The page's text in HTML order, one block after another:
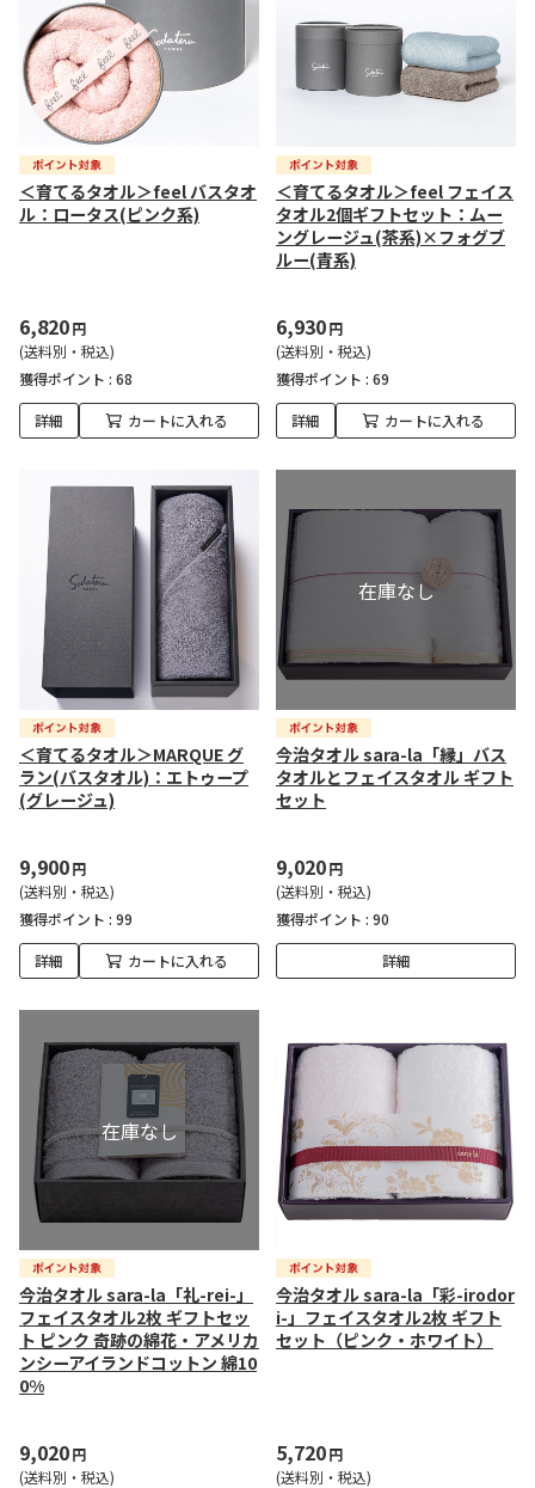
＜育てるタオル＞feel バスタオ
ル：ロータス(ピンク系)
6,820円
(送料別・税込)
獲得ポイント : 68
詳細 カートに入れる
＜育てるタオル＞feel フェイス
タオル2個ギフトセット：ムー
ングレージュ(茶系)×フォグブ
ルー(青系)
6,930円
(送料別・税込)
獲得ポイント : 69
詳細 カートに入れる
＜育てるタオル＞MARQUE グ
ラン(バスタオル)：エトゥープ
(グレージュ)
9,900円
(送料別・税込)
獲得ポイント : 99
詳細 カートに入れる
今治タオル sara-la「縁」バス
タオルとフェイスタオル ギフト
セット
9,020円
(送料別・税込)
獲得ポイント : 90
詳細
今治タオル sara-la「礼-rei-」
フェイスタオル2枚 ギフトセッ
ト ピンク 奇跡の綿花・アメリカ
ンシーアイランドコットン 綿10
0%
9,020円
(送料別・税込)
今治タオル sara-la「彩-irodor
i-」フェイスタオル2枚 ギフト
セット（ピンク・ホワイト）
5,720円
(送料別・税込)